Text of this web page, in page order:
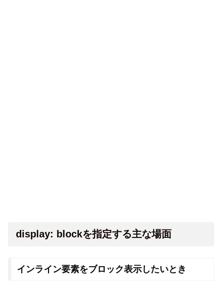
display: blockを指定する主な場面
インライン要素をブロック表示したいとき